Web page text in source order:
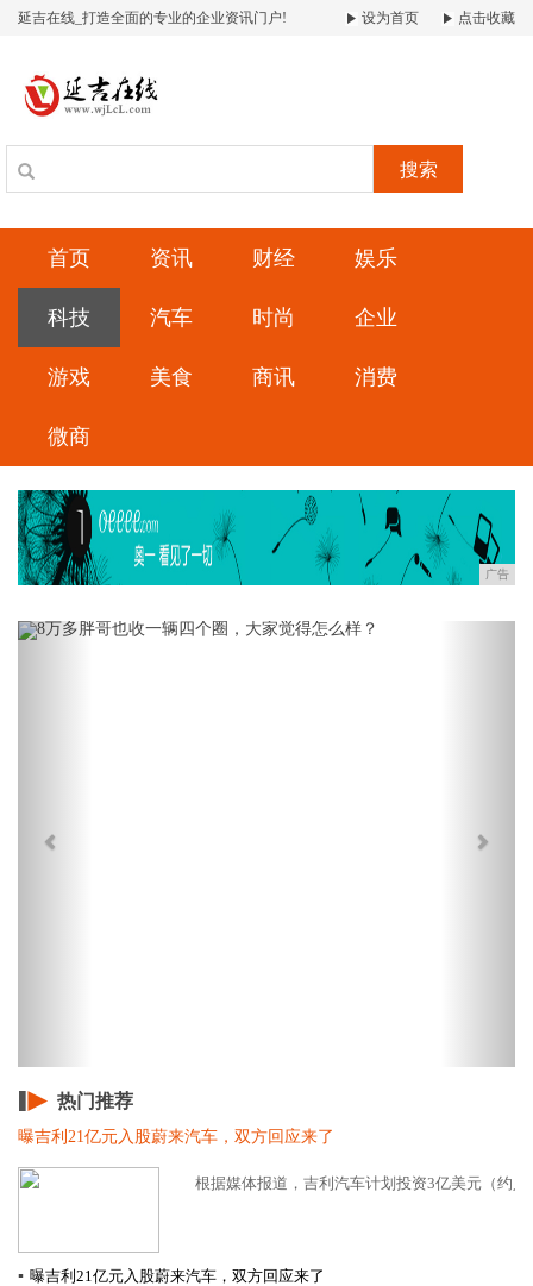
延吉在线_打造全面的专业的企业资讯门户! 设为首页 点击收藏
搜索
首页 资讯 财经 娱乐
科技 汽车 时尚 企业
游戏 美食 商讯 消费
微商
广告
Previous
热门推荐
曝吉利21亿元入股蔚来汽车，双方回应来了
根据媒体报道，吉利汽车计划投资3亿美元（约
▪ 曝吉利21亿元入股蔚来汽车，双方回应来了